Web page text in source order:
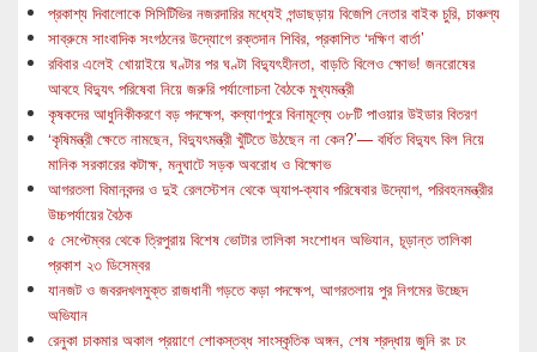
প্রকাশ্য দিবালোকে সিসিটিভির নজরদারির মধ্যেই গন্ডাছড়ায় বিজেপি নেতার বাইক চুরি, চাঞ্চল্য
সাব্রুমে সাংবাদিক সংগঠনের উদ্যোগে রক্তদান শিবির, প্রকাশিত ‘দক্ষিণ বার্তা’
রবিবার এলেই খোয়াইয়ে ঘণ্টার পর ঘণ্টা বিদ্যুৎহীনতা, বাড়তি বিলেও ক্ষোভ! জনরোষের
আবহে বিদ্যুৎ পরিষেবা নিয়ে জরুরি পর্যালোচনা বৈঠকে মুখ্যমন্ত্রী
কৃষকদের আধুনিকীকরণে বড় পদক্ষেপ, কল্যাণপুরে বিনামূল্যে ৩৮টি পাওয়ার উইডার বিতরণ
‘কৃষিমন্ত্রী ক্ষেতে নামছেন, বিদ্যুৎমন্ত্রী খুঁটিতে উঠছেন না কেন?’— বর্ধিত বিদ্যুৎ বিল নিয়ে
মানিক সরকারের কটাক্ষ, মনুঘাটে সড়ক অবরোধ ও বিক্ষোভ
আগরতলা বিমানবন্দর ও দুই রেলস্টেশন থেকে অ্যাপ-ক্যাব পরিষেবার উদ্যোগ, পরিবহনমন্ত্রীর
উচ্চপর্যায়ের বৈঠক
৫ সেপ্টেম্বর থেকে ত্রিপুরায় বিশেষ ভোটার তালিকা সংশোধন অভিযান, চূড়ান্ত তালিকা
প্রকাশ ২৩ ডিসেম্বর
যানজট ও জবরদখলমুক্ত রাজধানী গড়তে কড়া পদক্ষেপ, আগরতলায় পুর নিগমের উচ্ছেদ
অভিযান
রেনুকা চাকমার অকাল প্রয়াণে শোকস্তব্ধ সাংস্কৃতিক অঙ্গন, শেষ শ্রদ্ধায় জুনি রং ঢং